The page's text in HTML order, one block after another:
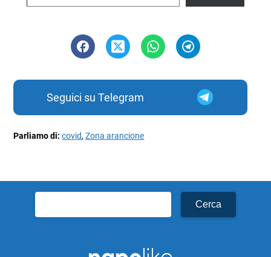
Seguici su Telegram
Parliamo di:covid,Zona arancione
per: